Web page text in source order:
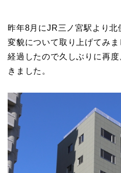
昨年8月にJR三ノ宮駅より
変貌について取り上げてみ
経過したので久しぶりに再
きました。